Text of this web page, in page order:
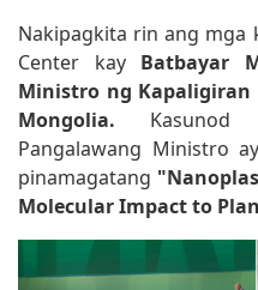
Nakipagkita rin ang mga
Center kay Batbayar
Ministro ng Kapaligiran
Mongolia.
Pangalawang Ministro
pinamagatang
Molecular Impact to